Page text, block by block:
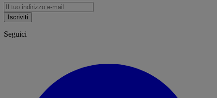
Iscriviti
Seguici